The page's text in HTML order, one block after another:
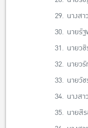
29. นางส
30. นายรั
31. นายว
32. นายว
33. นายวั
34. นางส
35. นายสิ